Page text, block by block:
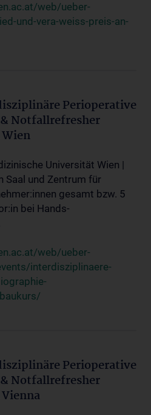
web/ueber-
und-vera-weiss-preis-an-
Perioperative
Notfallrefresher
Universität Wien |
Saal und Zentrum für
gesamt bzw. 5
bei Hands-
web/ueber-
interdisziplinaere-
Perioperative
Notfallrefresher